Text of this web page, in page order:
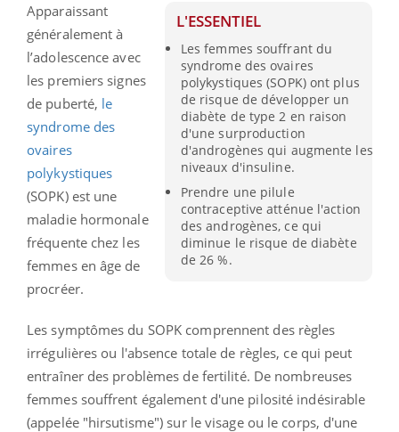
L'ESSENTIEL
Les femmes souffrant du
syndrome des ovaires
polykystiques (SOPK) ont plus
de risque de développer un
diabète de type 2 en raison
d'une surproduction
d'androgènes qui augmente les
niveaux d'insuline.
Prendre une pilule
contraceptive atténue l'action
des androgènes, ce qui
diminue le risque de diabète
de 26 %.
Apparaissant
généralement à
l’adolescence avec
les premiers signes
de puberté, le
syndrome des
ovaires
polykystiques
(SOPK) est une
maladie hormonale
fréquente chez les
femmes en âge de
procréer.
Les symptômes du SOPK comprennent des règles
irrégulières ou l'absence totale de règles, ce qui peut
entraîner des problèmes de fertilité. De nombreuses
femmes souffrent également d'une pilosité indésirable
(appelée "hirsutisme") sur le visage ou le corps, d'une